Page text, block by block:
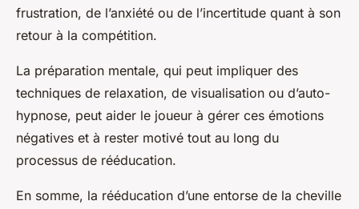
frustration, de l’anxiété ou de l’incertitude quant à son
retour à la compétition.
La préparation mentale, qui peut impliquer des
techniques de relaxation, de visualisation ou d’auto-
hypnose, peut aider le joueur à gérer ces émotions
négatives et à rester motivé tout au long du
processus de rééducation.
En somme, la rééducation d’une entorse de la cheville